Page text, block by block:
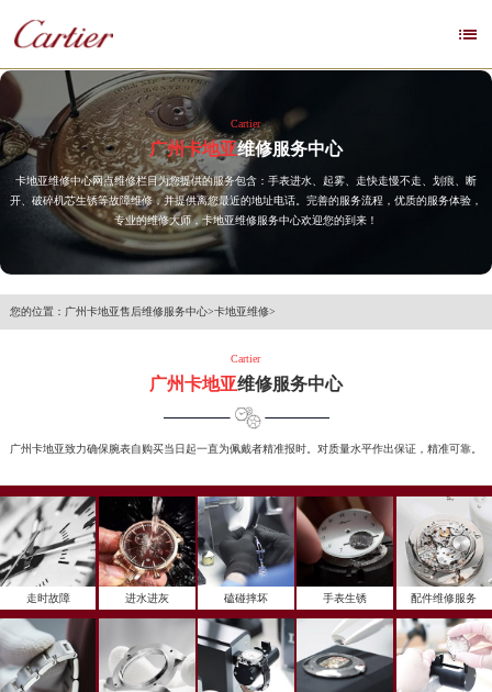

Cartier
广州卡地亚维修服务中心
卡地亚维修中心网点维修栏目为您提供的服务包含：手表进水、起雾、走快走慢不走、划痕、断
开、破碎机芯生锈等故障维修，并提供离您最近的地址电话。完善的服务流程，优质的服务体验，
专业的维修大师，卡地亚维修服务中心欢迎您的到来！
您的位置： 广州卡地亚售后维修服务中心>卡地亚维修>
Cartier
广州卡地亚维修服务中心
广州卡地亚致力确保腕表自购买当日起一直为佩戴者精准报时。对质量水平作出保证，精准可靠。
走时故障 进水进灰 磕碰摔坏 手表生锈 配件维修服务